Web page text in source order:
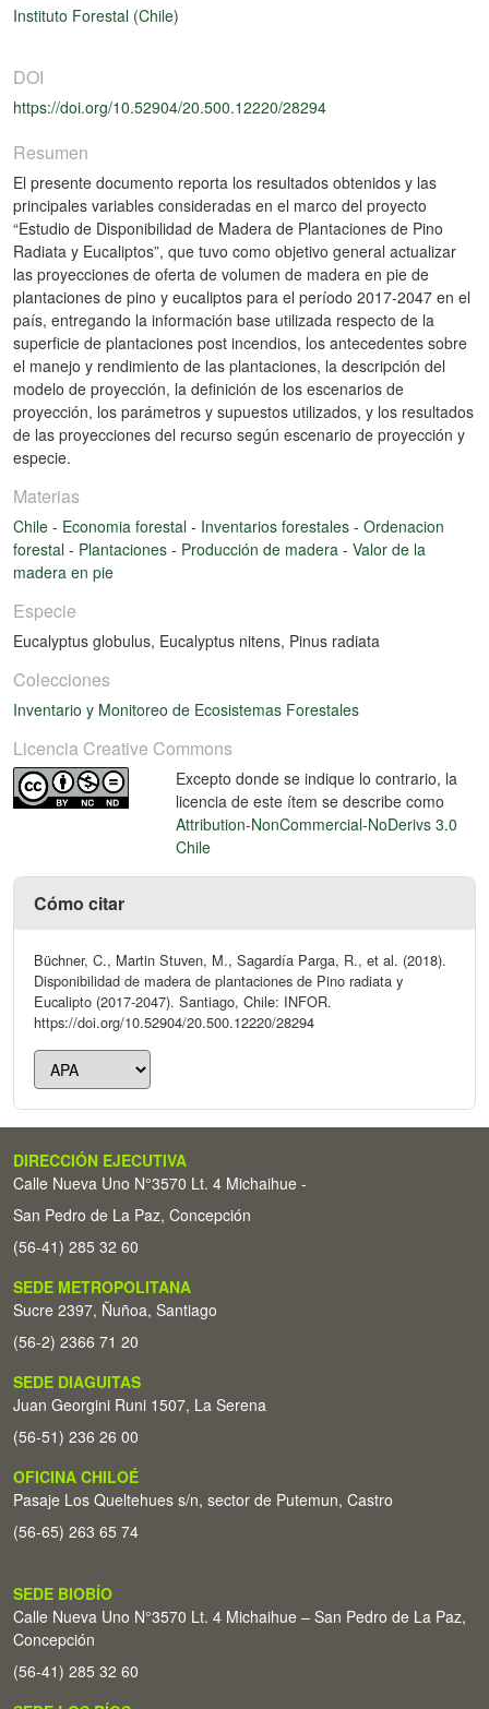
Instituto Forestal (Chile)
DOI
https://doi.org/10.52904/20.500.12220/28294
Resumen
El presente documento reporta los resultados obtenidos y las
principales variables consideradas en el marco del proyecto
“Estudio de Disponibilidad de Madera de Plantaciones de Pino
Radiata y Eucaliptos”, que tuvo como objetivo general actualizar
las proyecciones de oferta de volumen de madera en pie de
plantaciones de pino y eucaliptos para el período 2017-2047 en el
país, entregando la información base utilizada respecto de la
superficie de plantaciones post incendios, los antecedentes sobre
el manejo y rendimiento de las plantaciones, la descripción del
modelo de proyección, la definición de los escenarios de
proyección, los parámetros y supuestos utilizados, y los resultados
de las proyecciones del recurso según escenario de proyección y
especie.
Materias
Chile - Economia forestal - Inventarios forestales - Ordenacion
forestal - Plantaciones - Producción de madera - Valor de la
madera en pie
Especie
Eucalyptus globulus, Eucalyptus nitens, Pinus radiata
Colecciones
Inventario y Monitoreo de Ecosistemas Forestales
Licencia Creative Commons
Excepto donde se indique lo contrario, la
licencia de este ítem se describe como
Attribution-NonCommercial-NoDerivs 3.0
Chile
Cómo citar
Büchner, C., Martin Stuven, M., Sagardía Parga, R., et al. (2018).
Disponibilidad de madera de plantaciones de Pino radiata y
Eucalipto (2017-2047). Santiago, Chile: INFOR.
https://doi.org/10.52904/20.500.12220/28294
DIRECCIÓN EJECUTIVA
Calle Nueva Uno N°3570 Lt. 4 Michaihue -
San Pedro de La Paz, Concepción
(56-41) 285 32 60
SEDE METROPOLITANA
Sucre 2397, Ñuñoa, Santiago
(56-2) 2366 71 20
SEDE DIAGUITAS
Juan Georgini Runi 1507, La Serena
(56-51) 236 26 00
OFICINA CHILOÉ
Pasaje Los Queltehues s/n, sector de Putemun, Castro
(56-65) 263 65 74
SEDE BIOBÍO
Calle Nueva Uno N°3570 Lt. 4 Michaihue – San Pedro de La Paz,
Concepción
(56-41) 285 32 60